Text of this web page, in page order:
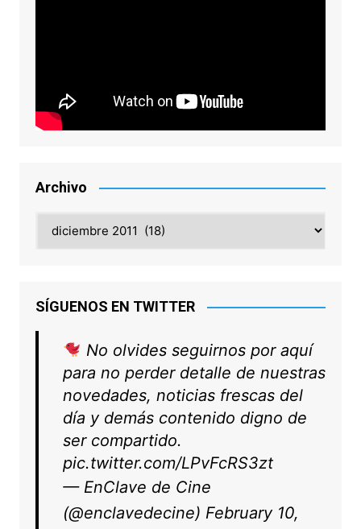
Archivo
SÍGUENOS EN TWITTER
No olvides seguirnos por aquí
para no perder detalle de nuestras
novedades, noticias frescas del
día y demás contenido digno de
ser compartido.
pic.twitter.com/LPvFcRS3zt
— EnClave de Cine
(@enclavedecine) February 10,